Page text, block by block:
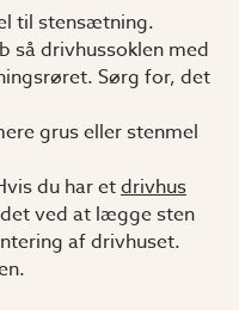
til stensætning.
så drivhussoklen med
Sørg for, det
grus eller stenmel
du har etdrivhus
ved at lægge sten
af drivhuset.